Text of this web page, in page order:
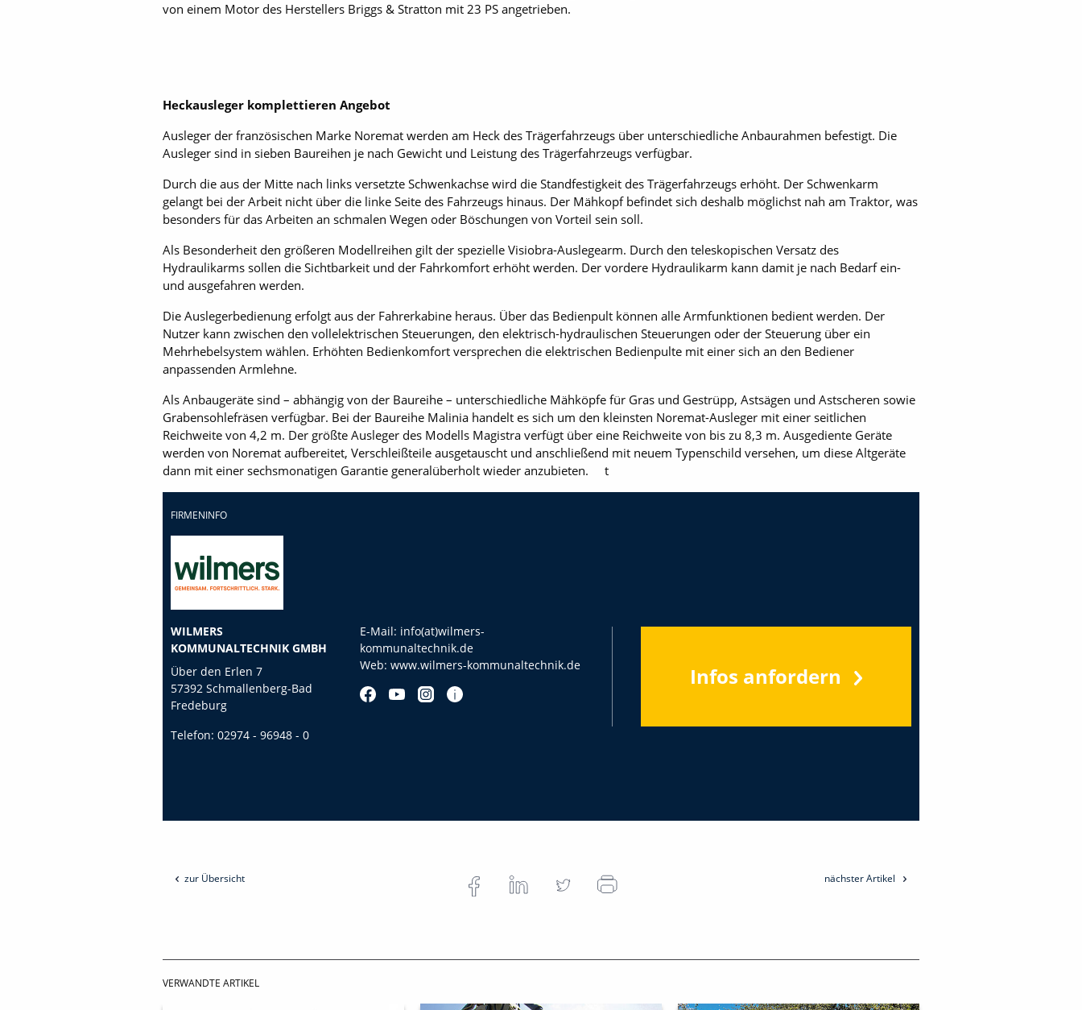
von einem Motor des Herstellers Briggs & Stratton mit 23 PS angetrieben.
Heckausleger komplettieren Angebot
Ausleger der französischen Marke Noremat werden am Heck des Trägerfahrzeugs über unterschiedliche Anbaurahmen befestigt. Die
Ausleger sind in sieben Baureihen je nach Gewicht und Leistung des Trägerfahrzeugs verfügbar.
Durch die aus der Mitte nach links versetzte Schwenkachse wird die Standfestigkeit des Träger­fahrzeugs erhöht. Der Schwenkarm
gelangt bei der Arbeit nicht über die linke Seite des Fahrzeugs hinaus. Der Mähkopf befindet sich deshalb möglichst nah am Traktor, was
besonders für das Ar­beiten an schmalen Wegen oder Böschungen von Vorteil sein soll.
Als Besonderheit den größeren Modellreihen gilt der spezielle Visiobra-Auslegearm. Durch den teleskopischen Versatz des
Hydraulikarms sollen die Sichtbarkeit und der Fahrkomfort erhöht werden. Der vordere Hydraulikarm kann damit je nach Bedarf ein-
und ausgefahren werden.
Die Auslegerbedienung erfolgt aus der Fahrerkabine heraus. Über das Bedienpult können alle Armfunktionen bedient werden. Der
Nutzer kann zwischen den vollelektrischen Steuerungen, den elektrisch-hydraulischen Steuerungen oder der Steuerung über ein
Mehrhebelsystem wählen. Erhöhten Bedienkomfort versprechen die elektrischen Bedienpulte mit einer sich an den Bediener
anpassenden Armlehne.
Als Anbaugeräte sind – abhängig von der Baureihe – unterschiedliche Mähköpfe für Gras und Gestrüpp, Astsägen und Astscheren sowie
Grabensohlefräsen verfügbar. Bei der Baureihe Malinia handelt es sich um den kleinsten Noremat-Ausleger mit einer seitlichen
Reichweite von 4,2 m. Der größte Ausleger des Modells Magistra verfügt über eine Reichweite von bis zu 8,3 m. Ausgediente Geräte
werden von Noremat aufbereitet, Verschleißteile ausgetauscht und anschließend mit neuem Typenschild versehen, um diese Altgeräte
dann mit einer sechsmonatigen Garantie generalüberholt wieder anzubieten. t
FIRMENINFO
WILMERS
KOMMUNALTECHNIK GMBH
Über den Erlen 7
57392 Schmallenberg-Bad
Fredeburg
Telefon: 02974 - 96948 - 0
E-Mail: info(at)wilmers-
kommunaltechnik.de
Web: www.wilmers-kommunaltechnik.de Infos anfordern
zur Übersicht nächster Artikel
VERWANDTE ARTIKEL